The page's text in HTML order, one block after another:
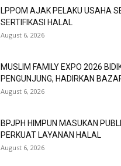
LPPOM AJAK PELAKU USAHA
SERTIFIKASI HALAL
August 6, 2026
MUSLIM FAMILY EXPO 2026
PENGUNJUNG, HADIRKAN
August 6, 2026
BPJPH HIMPUN MASUKAN
PERKUAT LAYANAN HALAL
August 6, 2026